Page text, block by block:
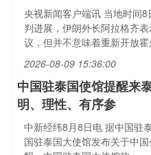
央视新闻客户端讯 当地时间
判进展，伊朗外长阿拉格齐
议，但并不意味着重新开放
2026-08-09 15:36:00
中国驻泰国使馆提醒来
明、理性、有序参
中新经纬8月8日电 据中国驻
国驻泰国大使馆发布关于中